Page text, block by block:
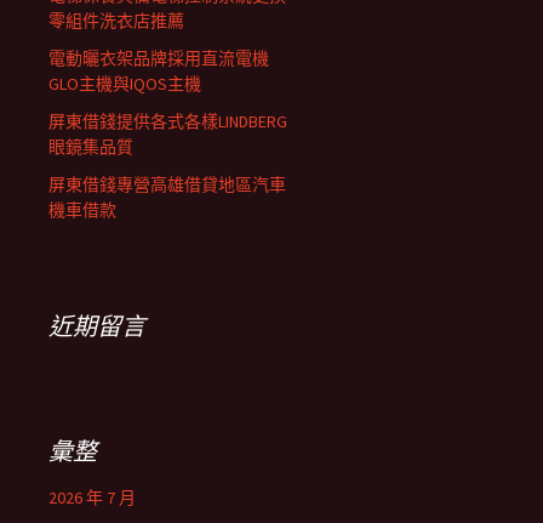
零組件洗衣店推薦
電動曬衣架品牌採用直流電機
GLO主機與IQOS主機
屏東借錢提供各式各樣LINDBERG
眼鏡集品質
屏東借錢專營高雄借貸地區汽車
機車借款
近期留言
彙整
2026 年 7 月